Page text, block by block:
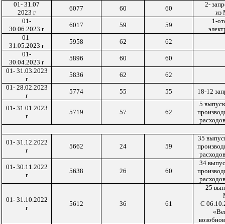
01- 31.07
2023 г
6077 60 60
2-
из
01-
30.06.2023 г
6017 59 59
1-
01-
31.05.2023 г
5958 62
62
01-
30.04.2023 г
5896 60
60
01- 31.03.2023
г
5836 62
62
01- 28.02.2023
г
5774 55 55 18-12
01- 31.01.2023
г
5719 57 62
5
01- 31.12.2022
г
5662 24 59
35
01- 30.11.2022
г
5638 26 60
34
01- 31.10.2022
г
5612 36 61
25
С